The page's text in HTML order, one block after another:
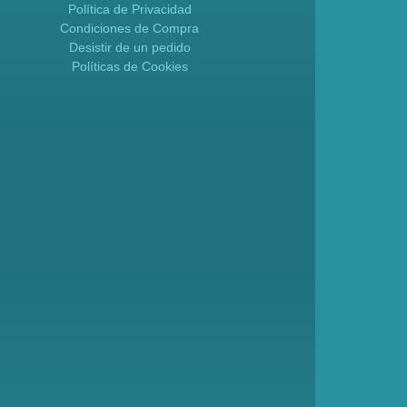
Política de Privacidad
Condiciones de Compra
Desistir de un pedido
Políticas de Cookies